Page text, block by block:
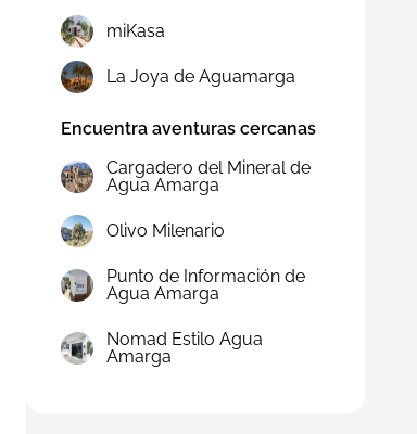
miKasa
La Joya de Aguamarga
Encuentra aventuras cercanas
Cargadero del Mineral de
Agua Amarga
Olivo Milenario
Punto de Información de
Agua Amarga
Nomad Estilo Agua
Amarga